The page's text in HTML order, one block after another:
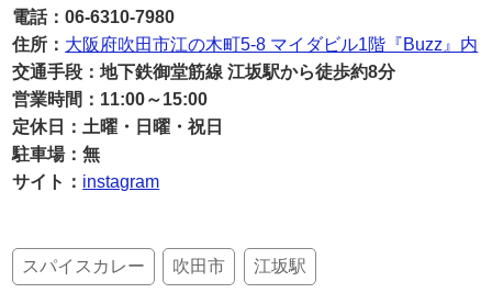
電話：06-6310-7980
住所： 大阪府吹田市江の木町5-8 マイダビル1階『Buzz』内
交通手段：地下鉄御堂筋線 江坂駅から徒歩約8分
営業時間：11:00～15:00
定休日：土曜・日曜・祝日
駐車場：無
サイト： instagram
スパイスカレー 吹田市 江坂駅